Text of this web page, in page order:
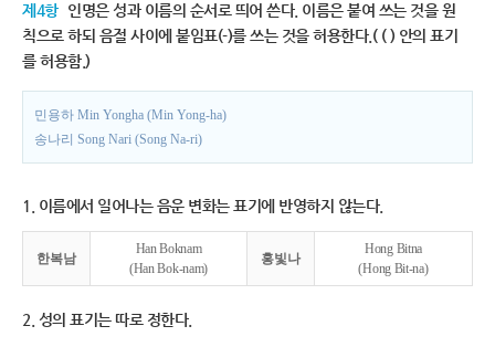
제4항 인명은 성과 이름의 순서로 띄어 쓴다. 이름은 붙여 쓰는 것을 원
칙으로 하되 음절 사이에 붙임표(-)를 쓰는 것을 허용한다.( ( ) 안의 표기
를 허용함.)
민용하 Min Yongha (Min Yong-ha)
송나리 Song Nari (Song Na-ri)
1. 이름에서 일어나는 음운 변화는 표기에 반영하지 않는다.
한복남
Han Boknam
(Han Bok-nam)
홍빛나
Hong Bitna
(Hong Bit-na)
2. 성의 표기는 따로 정한다.